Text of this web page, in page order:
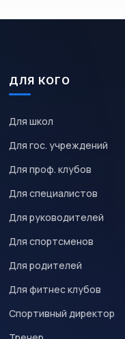
ДЛЯ КОГО
Для школ
Для гос. учреждений
Для проф. клубов
Для специалистов
Для руководителей
Для спортсменов
Для родителей
Для фитнес клубов
Спортивный директор